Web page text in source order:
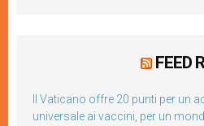
FEED
Il Vaticano offre 20 punti per un
universale ai vaccini, per un